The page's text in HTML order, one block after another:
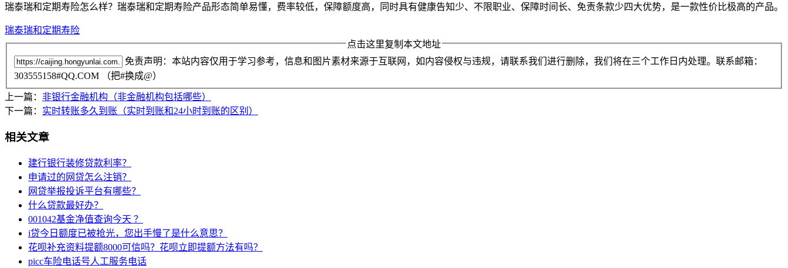
瑞泰瑞和定期寿险怎么样？瑞泰瑞和定期寿险产品形态简单易懂，费率较低，保障额度高，同时具有健康告知少、不限职业、保障时间长、免责条款少四大优势，是一款性价比极高的产品。
瑞泰瑞和定期寿险
点击这里复制本文地址
免责声明：本站内容仅用于学习参考，信息和图片素材来源于互联网，如内容侵权与违规，请联系我们进行删除，我们将在三个工作日内处理。联系邮箱：
303555158#QQ.COM （把#换成@）
上一篇： 非银行金融机构（非金融机构包括哪些）
下一篇： 实时转账多久到账（实时到账和24小时到账的区别）
相关文章
建行银行装修贷款利率？
申请过的网贷怎么注销？
网贷举报投诉平台有哪些？
什么贷款最好办？
001042基金净值查询今天 ？
i贷今日额度已被抢光，您出手慢了是什么意思？
花呗补充资料提额8000可信吗？花呗立即提额方法有吗？
picc车险电话号人工服务电话